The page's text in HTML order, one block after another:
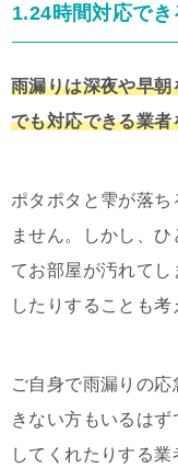
1.24時間対応でき
雨漏りは深夜や早
でも対応できる業者
ポタポタと雫が落
ません。しかし、
てお部屋が汚れて
したりすることも考
ご自身で雨漏りの
きない方もいるは
してくれたりする業